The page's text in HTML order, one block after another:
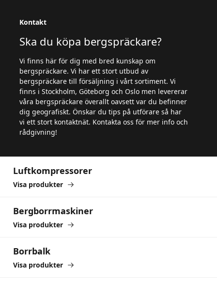
Kontakt
Ska du köpa bergspräckare?
Vi finns här för dig med bred kunskap om
bergspräckare. Vi har ett stort utbud av
bergspräckare till försäljning i vårt sortiment. Vi
finns i Stockholm, Göteborg och Oslo men levererar
våra bergspräckare överallt oavsett var du befinner
dig geografiskt. Önskar du tips på utförare så har
vi ett stort kontaktnät. Kontakta oss för mer info och
rådgivning!
Luftkompressorer
Visa produkter
Bergborrmaskiner
Visa produkter
Borrbalk
Visa produkter